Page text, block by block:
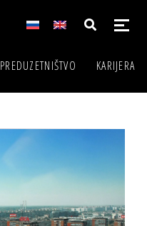
PREDUZETNIŠTVO KARIJERA